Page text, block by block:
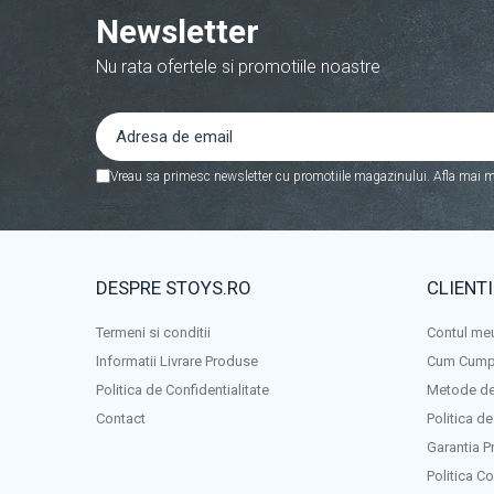
Seturi de constructie cu caramizi
Seturi de Constructie Gradina cu Flori
Aventuri pe Roti si Aripi
Covorase Joaca Copii
Covorase Joaca Copii
Newsletter
Nu rata ofertele si promotiile noastre
Vreau sa primesc newsletter cu promotiile magazinului. Afla mai
DESPRE STOYS.RO
Termeni si conditii
Informatii Livrare Produse
Politica de Confidentialitate
Contact
Contul
Cum
Metode
Politica
Garantia
Politica